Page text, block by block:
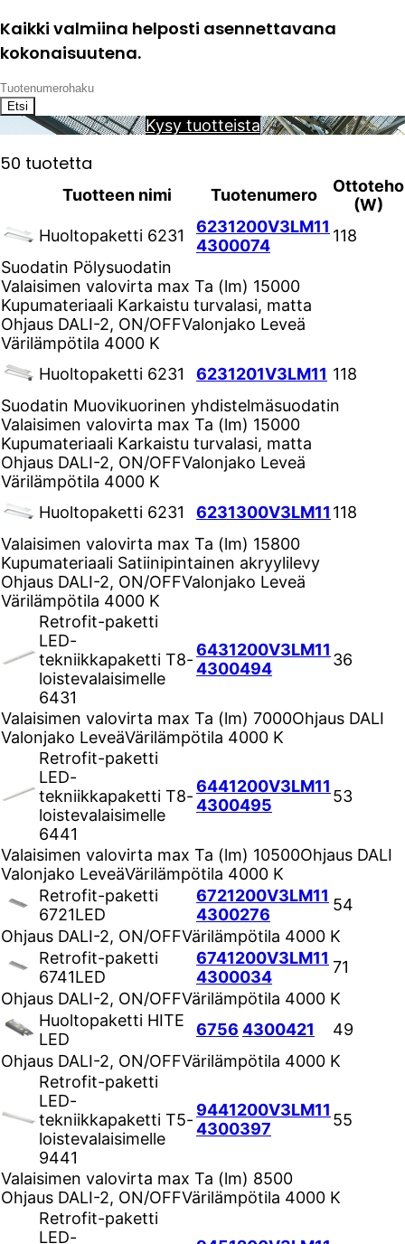
Kaikki valmiina helposti asennettavana
kokonaisuutena.
Etsi
Kysy tuotteista
50 tuotetta
Tuotteen nimi Tuotenumero
Ottoteho
(W)
Huoltopaketti 6231
6231200V3LM11
4300074
118
Suodatin Pölysuodatin
Valaisimen valovirta max Ta (lm) 15000
Kupumateriaali Karkaistu turvalasi, matta
Ohjaus DALI-2, ON/OFFValonjako Leveä
Värilämpötila 4000 K
Huoltopaketti 6231
6231201V3LM11 118
Suodatin Muovikuorinen yhdistelmäsuodatin
Valaisimen valovirta max Ta (lm) 15000
Kupumateriaali Karkaistu turvalasi, matta
Ohjaus DALI-2, ON/OFFValonjako Leveä
Värilämpötila 4000 K
Huoltopaketti 6231
6231300V3LM11 118
Valaisimen valovirta max Ta (lm) 15800
Kupumateriaali Satiinipintainen akryylilevy
Ohjaus DALI-2, ON/OFFValonjako Leveä
Värilämpötila 4000 K
Retrofit-paketti
LED-
tekniikkapaketti T8-
loistevalaisimelle
6431
6431200V3LM11
4300494
36
Valaisimen valovirta max Ta (lm) 7000Ohjaus DALI
Valonjako LeveäVärilämpötila 4000 K
Retrofit-paketti
LED-
tekniikkapaketti T8-
loistevalaisimelle
6441
6441200V3LM11
4300495
53
Valaisimen valovirta max Ta (lm) 10500Ohjaus DALI
Valonjako LeveäVärilämpötila 4000 K
Retrofit-paketti
6721LED
6721200V3LM11
4300276
54
Ohjaus DALI-2, ON/OFFVärilämpötila 4000 K
Retrofit-paketti
6741LED
6741200V3LM11
4300034
71
Ohjaus DALI-2, ON/OFFVärilämpötila 4000 K
Huoltopaketti HITE
LED
6756 4300421
49
Ohjaus DALI-2, ON/OFFVärilämpötila 4000 K
Retrofit-paketti
LED-
tekniikkapaketti T5-
loistevalaisimelle
9441
9441200V3LM11
4300397
55
Valaisimen valovirta max Ta (lm) 8500
Ohjaus DALI-2, ON/OFFVärilämpötila 4000 K
Retrofit-paketti
LED-